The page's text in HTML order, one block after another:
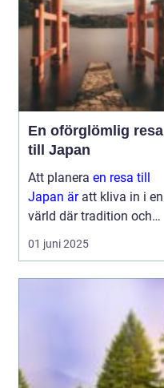
En oförglömlig resa
till Japan
Att planera en resa till
Japan äratt kliva in i en
värld där tradition och
modernitet möts. Detta
fascinerande land
01 juni 2025